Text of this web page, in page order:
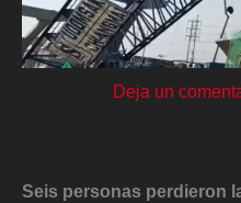
Deja un
Seis personas perdieron